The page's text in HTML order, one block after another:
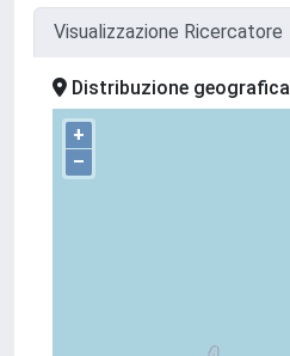
Visualizzazione Ricercatore
Distribuzione geografica
+
–